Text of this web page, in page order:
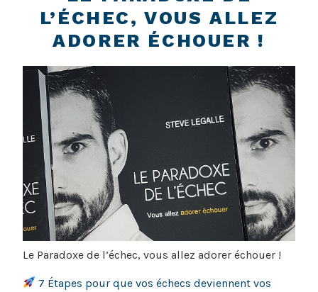
L’ÉCHEC, VOUS ALLEZ
ADORER ÉCHOUER !
Le Paradoxe de l’échec, vous allez adorer échouer !
7 Étapes pour que vos échecs deviennent vos